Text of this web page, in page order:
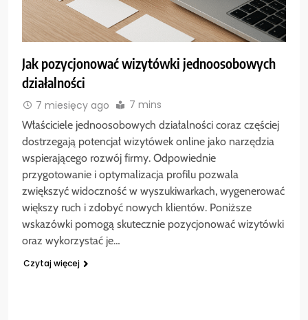
Jak pozycjonować wizytówki jednoosobowych
działalności
7 miesięcy ago 7 mins
Właściciele jednoosobowych działalności coraz częściej
dostrzegają potencjał wizytówek online jako narzędzia
wspierającego rozwój firmy. Odpowiednie
przygotowanie i optymalizacja profilu pozwala
zwiększyć widoczność w wyszukiwarkach, wygenerować
większy ruch i zdobyć nowych klientów. Poniższe
wskazówki pomogą skutecznie pozycjonować wizytówki
oraz wykorzystać je…
Czytaj więcej